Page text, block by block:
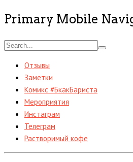
Primary Mobile
Отзывы
Заметки
Комикс #БкакБариста
Мероприятия
Инстаграм
Телеграм
Растворимый кофе